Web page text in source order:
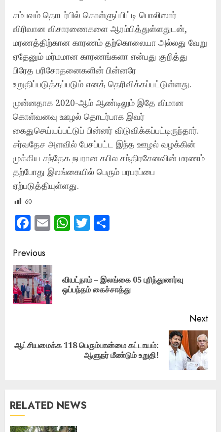
சம்பவம் தொடர்பில் கொள்ளுப்பிட்டி பொலிஸார்
விரிவான விசாரணைகளை ஆரம்பித்துள்ளதுடன்,
மரணத்திற்கான காரணம் தற்கொலையா அல்லது வேறு
ஏதேனும் மர்மமான காரணங்களா என்பது குறித்து
பிரேத பரிசோதனைகளின் பின்னரே
உறுதிப்படுத்தப்படும் எனத் தெரிவிக்கப்பட்டுள்ளது.
முன்னதாக 2020-ஆம் ஆண்டிலும் இதே விமான
கொள்வனவு ஊழல் தொடர்பாக இவர்
கைதுசெய்யப்பட்டுப் பின்னர் விடுவிக்கப்பட்டிருந்தார்.
சர்வதேச அளவில் பேசப்பட்ட இந்த ஊழல் வழக்கின்
முக்கிய சந்தேக நபரான கபில சந்திரசேனவின் மரணம்
தற்போது இலங்கையில் பெரும் பரபரப்பை
ஏற்படுத்தியுள்ளது.
60
Facebook
EmailWhatsApp
Twitter
Post
navigation
Previous
வியட்நாம் – இலங்கை 05 புரிந்துணர்வு
ஒப்பந்தம் கைச்சாத்து
Next
Next
ஆட்சியமைக்க 118 பெரும்பான்மை கட்டாயம்:
ஆளுநர் மீண்டும் உறுதி!
RELATED NEWS